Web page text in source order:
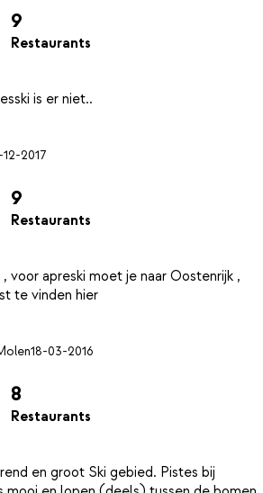
9
Restaurants
2017
9
Restaurants
voor apreski moet je naar Oostenrijk ,
18-03-2016
8
Restaurants
en groot Ski gebied. Pistes bij